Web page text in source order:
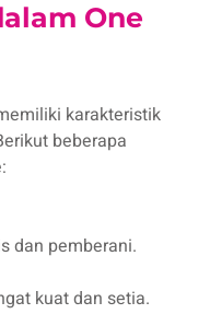
One
karakteristik
beberapa
dan pemberani.
kuat dan setia.